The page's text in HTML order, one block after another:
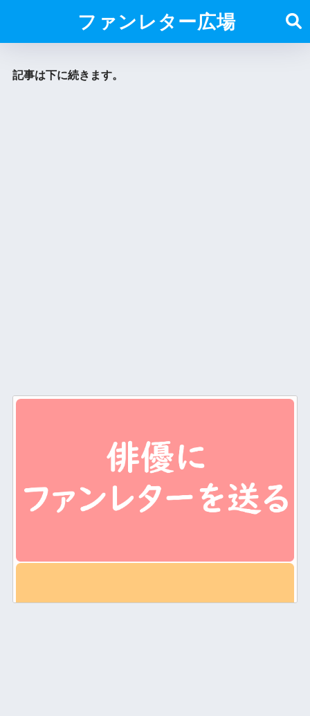
ファンレター広場
記事は下に続きます。